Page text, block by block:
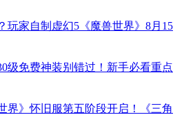
玩家自制虚幻5《魔兽世界》8月15
级免费神装别错过！新手必看重点
界》怀旧服第五阶段开启！《三角